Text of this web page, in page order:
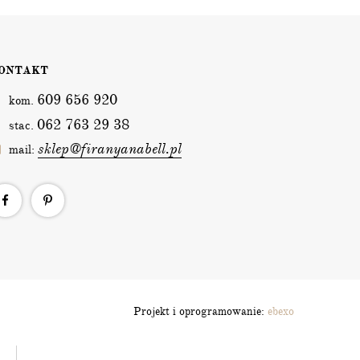
kom. 609 656 920
stac. 062 763 29 38
mail: sklep@firanyanabell.pl
Projekt i oprogramowanie: ebexo